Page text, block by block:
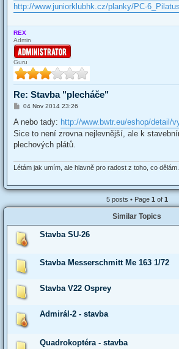
http://www.juniorklubhk.cz/planky/PC-
REX
Admin
Guru
Re: Stavba "plecháče"
P
s
04 Nov 2014 23:26
A nebo tady: http://www.bwtr.eu/eshop/detail/
Sice to není zrovna nejlevnější, ale k
plechových plátů.
Létám jak umím, ale hlavně pro radost z toho, co dělám...
5 posts • Page 1 of 1
Similar Topics
Stavba SU-26
Stavba Messerschmitt Me 163 1/72
Stavba V22 Osprey
Admirál-2 - stavba
Quadrokoptéra - stavba